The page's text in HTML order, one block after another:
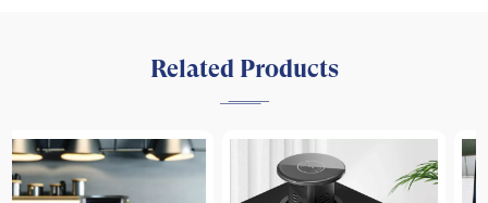
Related Products